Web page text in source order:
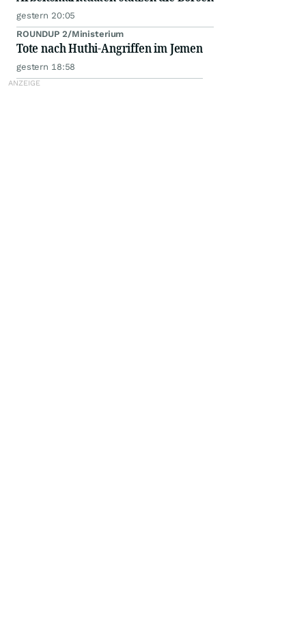
gestern 20:05
ROUNDUP 2/Ministerium
Tote nach Huthi-Angriffen im Jemen
gestern 18:58